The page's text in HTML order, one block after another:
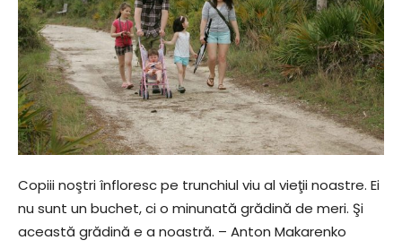
Copiii noştri înfloresc pe trunchiul viu al vieţii noastre. Ei
nu sunt un buchet, ci o minunată grădină de meri. Şi
această grădină e a noastră. – Anton Makarenko